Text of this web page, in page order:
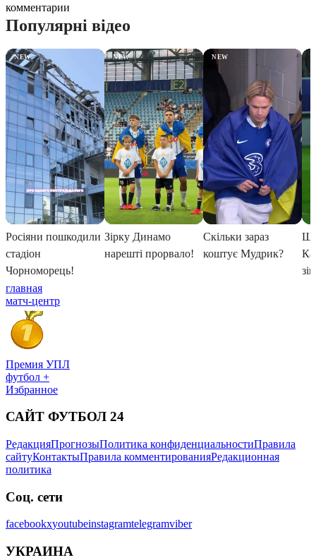
комментарии
главная
матч-центр
Премия УПЛ
футбол +
Избранное
САЙТ ФУТБОЛ 24
РедакцияПрогнозыПолитика конфиденциальностиПравила
сайтуКонтактыПравила комментированияРедакционная
политика
Соц. сети
facebookxyoutubeinstagramtelegramviber
УКРАИНА